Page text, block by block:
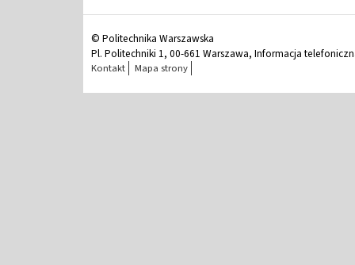
© Politechnika Warszawska
Pl. Politechniki 1, 00-661 Warszawa, Informacja
Kontakt Mapa strony